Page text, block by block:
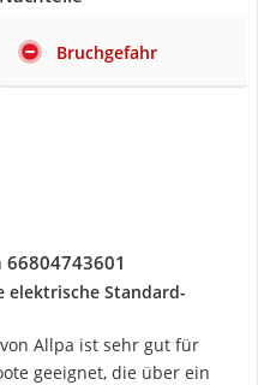
Bruchgefahr
elektrische Standard-
Allpa ist sehr gut für
geeignet, die über ein